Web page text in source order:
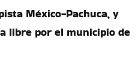
México-Pachuca, y
libre por el municipio de